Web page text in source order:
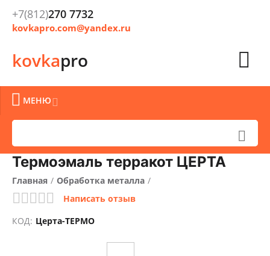
kovkapro
+7(812)270 7732
kovkapro.com@yandex.ru

 МЕНЮ

Термоэмаль терракот ЦЕРТА
Главная / Обработка металла /
Очистка, окраска и защита металла
Краски кузнечные
Написать отзыв
КОД: Церта-ТЕРМО